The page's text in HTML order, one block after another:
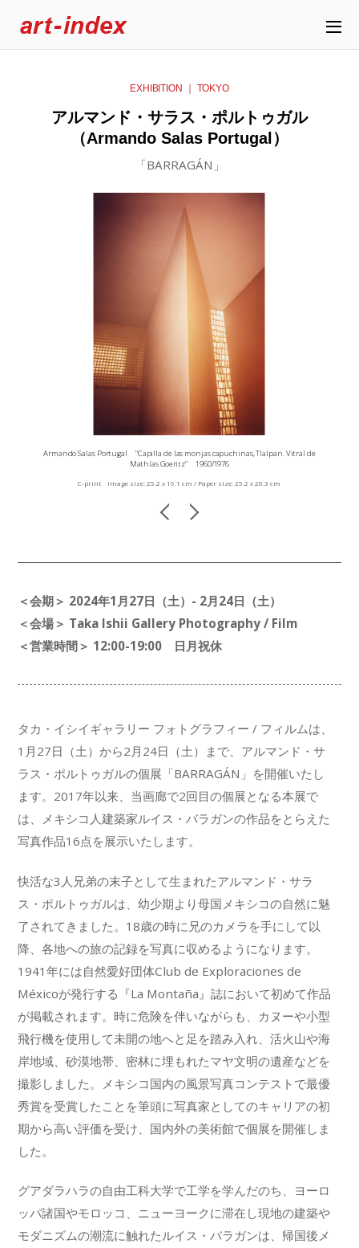
EXHIBITION ｜ TOKYO
アルマンド・サラス・ポルトゥガル
（Armando Salas Portugal）
「BARRAGÁN」
Armando Salas Portugal "Capilla de las monjas capuchinas, Tlalpan. Vitral de
Mathías Goeritz" 1960/1976
C-print Image size: 25.2 x 19.1 cm / Paper size: 25.2 x 20.3 cm
＜会期＞ 2024年1月27日（土）- 2月24日（土）
＜会場＞ Taka Ishii Gallery Photography / Film
＜営業時間＞ 12:00-19:00 日月祝休
タカ・イシイギャラリー フォトグラフィー / フィルムは、
1月27日（土）から2月24日（土）まで、アルマンド・サ
ラス・ポルトゥガルの個展「BARRAGÁN」を開催いたし
ます。2017年以来、当画廊で2回目の個展となる本展で
は、メキシコ人建築家ルイス・バラガンの作品をとらえた
写真作品16点を展示いたします。
快活な3人兄弟の末子として生まれたアルマンド・サラ
ス・ポルトゥガルは、幼少期より母国メキシコの自然に魅
了されてきました。18歳の時に兄のカメラを手にして以
降、各地への旅の記録を写真に収めるようになります。
1941年には自然愛好団体Club de Exploraciones de
Méxicoが発行する『La Montaña』誌において初めて作品
が掲載されます。時に危険を伴いながらも、カヌーや小型
飛行機を使用して未開の地へと足を踏み入れ、活火山や海
岸地域、砂漠地帯、密林に埋もれたマヤ文明の遺産などを
撮影しました。メキシコ国内の風景写真コンテストで最優
秀賞を受賞したことを筆頭に写真家としてのキャリアの初
期から高い評価を受け、国内外の美術館で個展を開催しま
した。
グアダラハラの自由工科大学で工学を学んだのち、ヨーロ
ッパ諸国やモロッコ、ニューヨークに滞在し現地の建築や
モダニズムの潮流に触れたルイス・バラガンは、帰国後メ